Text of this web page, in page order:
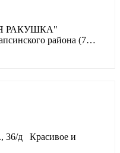
РАКУШКА"
района (7…
36/д Красивое и